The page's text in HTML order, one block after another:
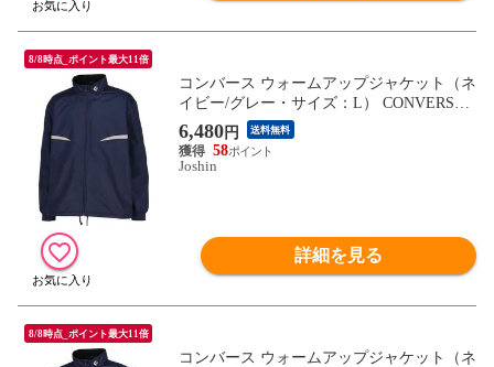
8/8時点_ポイント最大11倍
コンバース ウォームアップジャケット（ネ
イビー/グレー・サイズ：L） CONVERSE
CB132551S-2915-L 【返品種別A】
6,480円 送料無料
58
Joshin
詳細を見る
8/8時点_ポイント最大11倍
コンバース ウォームアップジャケット（ネ